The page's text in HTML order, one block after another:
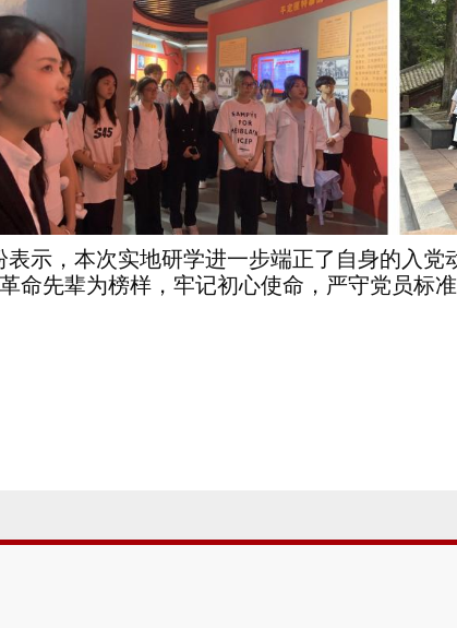
示，本次实地研学进一步端正了自身的入
命先辈为榜样，牢记初心使命，严守党员标